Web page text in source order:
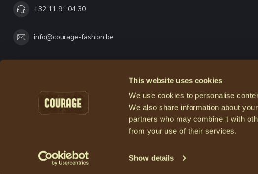
This website uses cookies
We use cookies to personalise
We also share information about
partners who may combine it with
from your use of their services.
Show details
+32 11 91 04 30
info@courage-fashion.be